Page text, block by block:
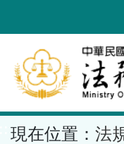
到
要
內
容
區
現在位置： 法